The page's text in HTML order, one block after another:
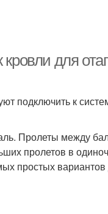
для
подключить к
Пролеты между
пролетов в
простых